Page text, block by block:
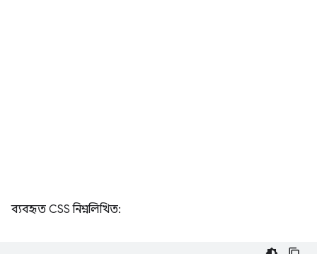
ব্যবহৃত CSS নিম্নলিখিত: